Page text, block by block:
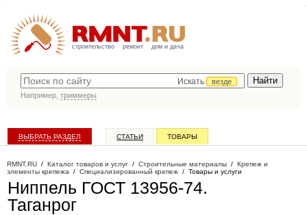
строительство ремонт дом и дача
Искать
везде
Например, триммеры
ВЫБРАТЬ РАЗДЕЛ СТАТЬИ ТОВАРЫ
RMNT.RU / Каталог товаров и услуг / Строительные материалы / Крепеж и
элементы крепежа / Специализированный крепеж / Товары и услуги
Ниппель ГОСТ 13956-74.
Таганрог